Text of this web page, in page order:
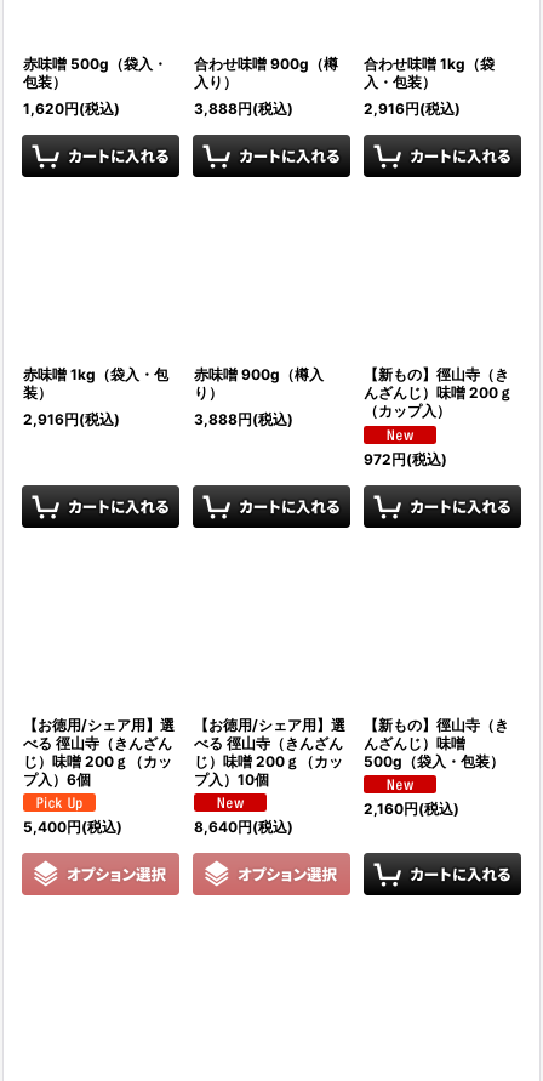
赤味噌 500g（袋入・
包装）
1,620円(税込)
合わせ味噌 900g（樽
入り）
3,888円(税込)
合わせ味噌 1kg（袋
入・包装）
2,916円(税込)
赤味噌 1kg（袋入・包
装）
2,916円(税込)
赤味噌 900g（樽入
り）
3,888円(税込)
【新もの】徑山寺（き
んざんじ）味噌 200ｇ
（カップ入）
972円(税込)
【お徳用/シェア用】選
べる 徑山寺（きんざん
じ）味噌 200ｇ（カッ
プ入）6個
5,400円(税込)
【お徳用/シェア用】選
べる 徑山寺（きんざん
じ）味噌 200ｇ（カッ
プ入）10個
8,640円(税込)
【新もの】徑山寺（き
んざんじ）味噌
500g（袋入・包装）
2,160円(税込)